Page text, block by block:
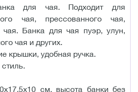
для чая. Подходит для
чая, прессованного чая,
чая. Банка для чая пуэр, улун,
чая и других.
крышки, удобная ручка.
см, высота банки без